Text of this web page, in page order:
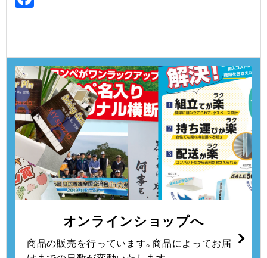
オンラインショップへ
商品の販売を行っています。商品によってお届